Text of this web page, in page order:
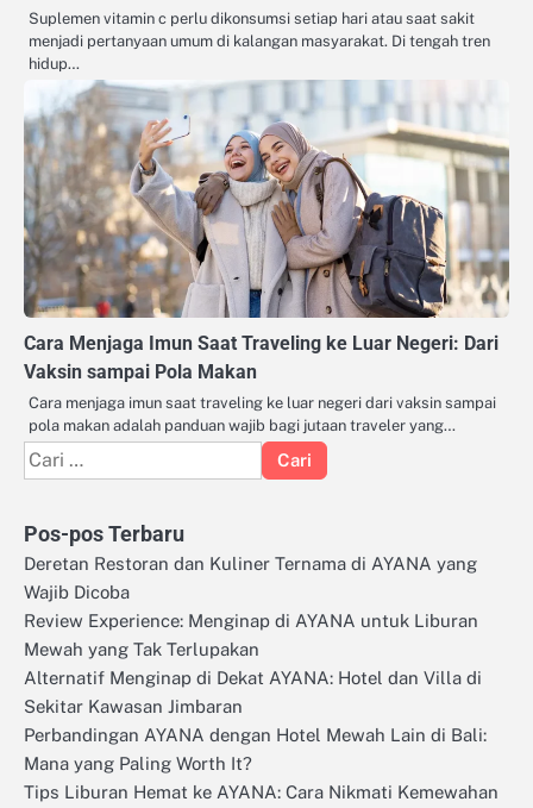
Suplemen vitamin c perlu dikonsumsi setiap hari atau saat sakit
menjadi pertanyaan umum di kalangan masyarakat. Di tengah tren
hidup…
Cara Menjaga Imun Saat Traveling ke Luar Negeri: Dari
Vaksin sampai Pola Makan
Cara menjaga imun saat traveling ke luar negeri dari vaksin sampai
pola makan adalah panduan wajib bagi jutaan traveler yang…
Cari
untuk:
Pos-pos Terbaru
Deretan Restoran dan Kuliner Ternama di AYANA yang
Wajib Dicoba
Review Experience: Menginap di AYANA untuk Liburan
Mewah yang Tak Terlupakan
Alternatif Menginap di Dekat AYANA: Hotel dan Villa di
Sekitar Kawasan Jimbaran
Perbandingan AYANA dengan Hotel Mewah Lain di Bali:
Mana yang Paling Worth It?
Tips Liburan Hemat ke AYANA: Cara Nikmati Kemewahan